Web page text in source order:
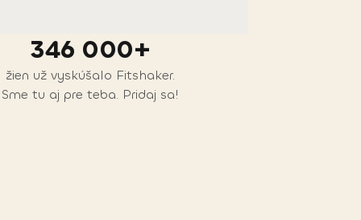
346 000+
žien už vyskúšalo Fitshaker.
Sme tu aj pre teba. Pridaj sa!